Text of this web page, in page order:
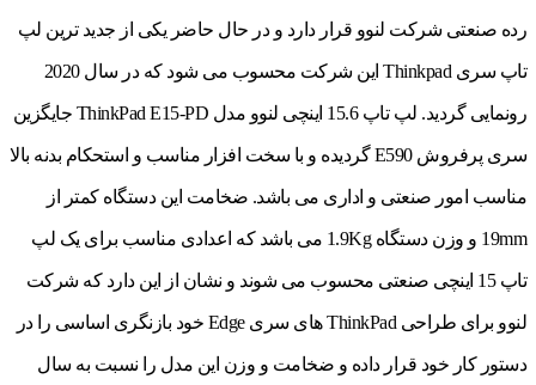
رده صنعتی شرکت لنوو قرار دارد و در حال حاضر یکی از جدید ترین لپ
تاپ سری Thinkpad این شرکت محسوب می شود که در سال 2020
رونمایی گردید. لپ تاپ 15.6 اینچی لنوو مدل ThinkPad E15-PD جایگزین
سری پرفروش E590 گردیده و با سخت افزار مناسب و استحکام بدنه بالا
مناسب امور صنعتی و اداری می باشد. ضخامت این دستگاه کمتر از
19mm و وزن دستگاه 1.9Kg می باشد که اعدادی مناسب برای یک لپ
تاپ 15 اینچی صنعتی محسوب می شوند و نشان از این دارد که شرکت
لنوو برای طراحی ThinkPad های سری Edge خود بازنگری اساسی را در
دستور کار خود قرار داده و ضخامت و وزن این مدل را نسبت به سال